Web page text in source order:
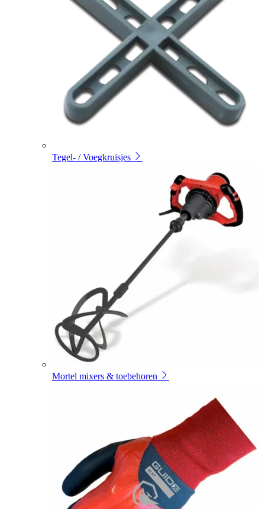
Tegel- / Voegkruisjes
Mortel mixers & toebehoren